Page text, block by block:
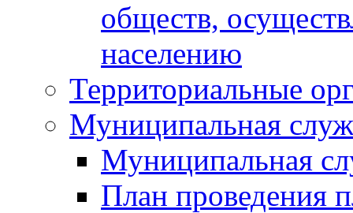
обществ,
населению
Территориальные
Муниципальная
Муниципальная
План проведения